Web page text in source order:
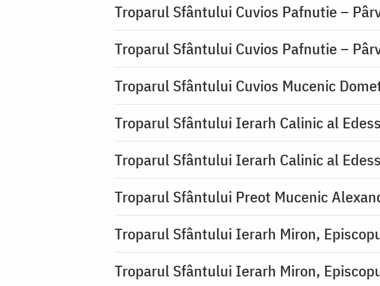
Troparul Sfântului Cuvios Pafnutie –
Troparul Sfântului Cuvios Pafnutie –
Troparul Sfântului Cuvios Mucenic
Troparul Sfântului Ierarh Calinic al
Troparul Sfântului Ierarh Calinic al
Troparul Sfântului Preot Mucenic
Troparul Sfântului Ierarh Miron,
Troparul Sfântului Ierarh Miron,